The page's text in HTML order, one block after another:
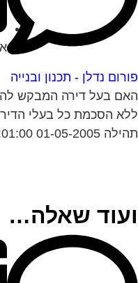
נדלן - תכנון ובנייה
בעל דירה המבקש
הסכמת כל בעלי
15:01:00 ישראל שטיין הרחבת דירה...
שאלה…